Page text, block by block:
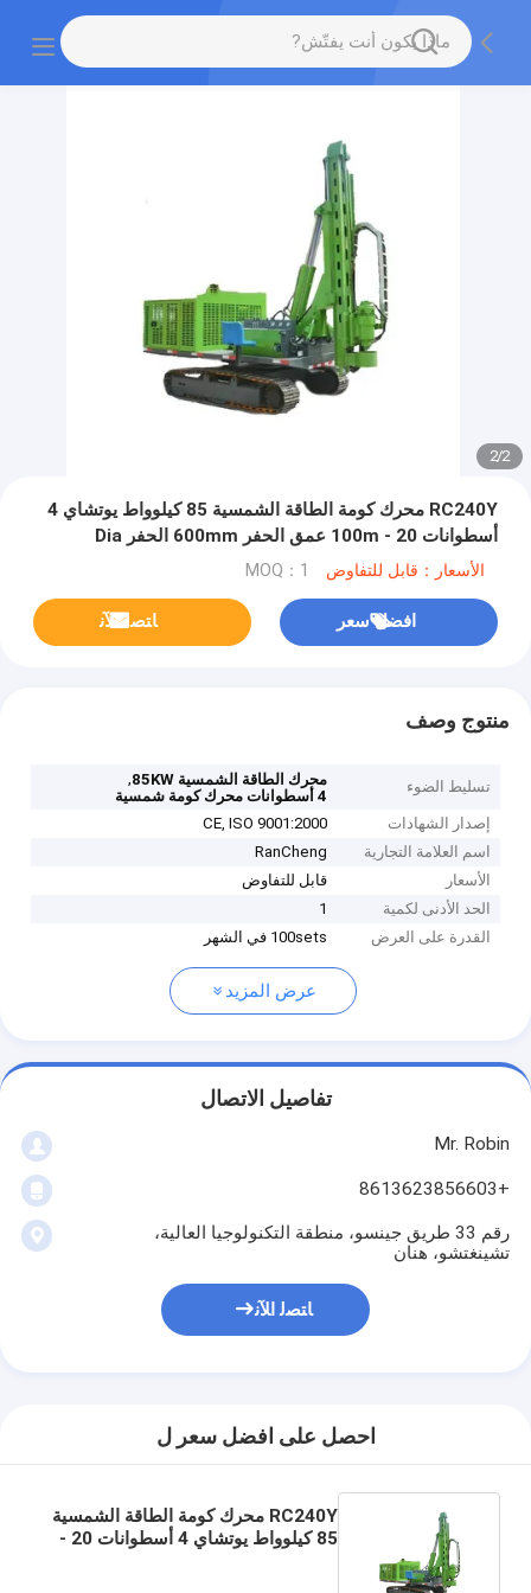
2
/
2
RC240Y محرك كومة الطاقة الشمسية 85 كيلوواط يوتشاي 4
أسطوانات 20 - 100m عمق الحفر 600mm الحفر Dia
الأسعار：قابل للتفاوض MOQ：1
افضل سعر ﺎﺘﺼﻟ ﺍﻶﻧ
منتوج وصف
تسليط الضوء محرك الطاقة الشمسية 85KW
,
4 أسطوانات محرك كومة شمسية
إصدار الشهادات
CE, ISO 9001:2000
اسم العلامة التجارية
RanCheng
الأسعار
قابل للتفاوض
الحد الأدنى لكمية
1
القدرة على العرض
100sets في الشهر
عرض المزيد
تفاصيل الاتصال
Mr. Robin
+8613623856603
رقم 33 طريق جينسو، منطقة التكنولوجيا العالية،
تشينغتشو، هنان
ﺎﺘﺼﻟ ﺍﻶﻧ
احصل على افضل سعر ل
RC240Y محرك كومة الطاقة الشمسية
85 كيلوواط يوتشاي 4 أسطوانات 20 -